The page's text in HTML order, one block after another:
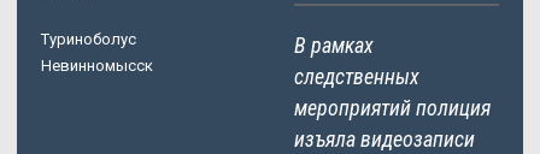
Туриноболус
Невинномысск
В рамках
следственных
мероприятий полиция
изъяла видеозаписи